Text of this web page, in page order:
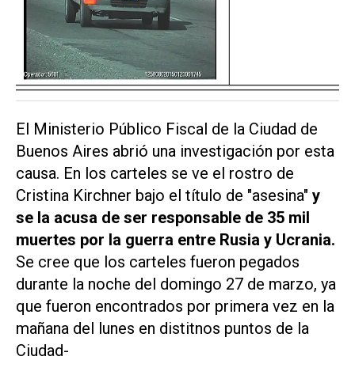
El Ministerio Público Fiscal de la Ciudad de
Buenos Aires abrió una investigación por esta
causa. En los carteles se ve el rostro de
Cristina Kirchner bajo el título de "asesina" y
se la acusa de ser responsable de 35 mil
muertes por la guerra entre Rusia y Ucrania.
Se cree que los carteles fueron pegados
durante la noche del domingo 27 de marzo, ya
que fueron encontrados por primera vez en la
mañana del lunes en distitnos puntos de la
Ciudad-